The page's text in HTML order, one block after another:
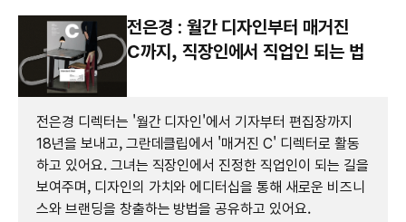
전은경 : 월간 디자인부터 매거진
C까지, 직장인에서 직업인 되는 법
전은경 디렉터는 '월간 디자인'에서 기자부터 편집장까지
18년을 보내고, 그란데클립에서 '매거진 C' 디렉터로 활동
하고 있어요. 그녀는 직장인에서 진정한 직업인이 되는 길을
보여주며, 디자인의 가치와 에디터십을 통해 새로운 비즈니
스와 브랜딩을 창출하는 방법을 공유하고 있어요.